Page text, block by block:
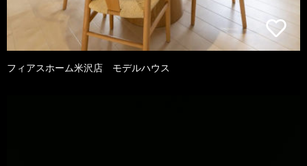
フィアスホーム米沢店 モデルハウス